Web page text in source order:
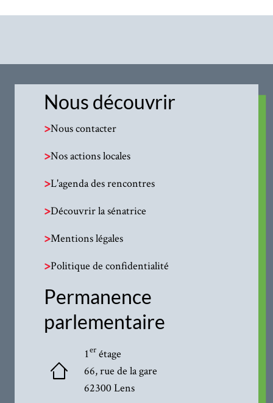
Nous découvrir
>Nous contacter
>Nos actions locales
>L'agenda des rencontres
>Découvrir la sénatrice
>Mentions légales
>Politique de confidentialité
Permanence
parlementaire
1erétage
66, rue de la gare
62300 Lens